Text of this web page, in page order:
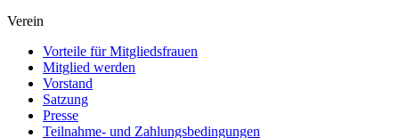
Verein
Vorteile für Mitgliedsfrauen
Mitglied werden
Vorstand
Satzung
Presse
Teilnahme- und Zahlungsbedingungen